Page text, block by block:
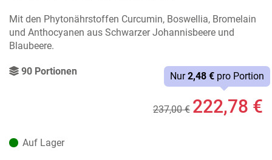
Mit den Phytonährstoffen Curcumin, Boswellia, Bromelain
und Anthocyanen aus Schwarzer Johannisbeere und
Blaubeere.
90 Portionen Nur2,48 € pro Portion
237,00 € 222,78 €
Auf Lager